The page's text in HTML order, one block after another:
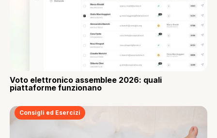
Voto elettronico assemblee 2026: quali
piattaforme funzionano
Consigli ed Esercizi